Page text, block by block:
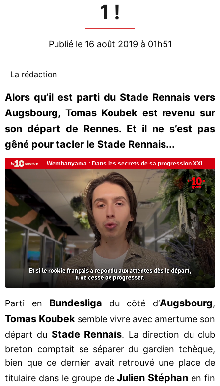
1 !
Publié le 16 août 2019 à 01h51
La rédaction
Alors qu’il est parti du Stade Rennais vers
Augsbourg, Tomas Koubek est revenu sur
son départ de Rennes. Et il ne s’est pas
gêné pour tacler le Stade Rennais...
Parti en Bundesliga du côté d’Augsbourg,
Tomas Koubek semble vivre avec amertume son
départ du Stade Rennais. La direction du club
breton comptait se séparer du gardien tchèque,
bien que ce dernier avait retrouvé une place de
titulaire dans le groupe deJulien Stéphan en fin